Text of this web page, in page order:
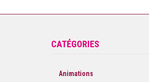
CATÉGORIES
Animations